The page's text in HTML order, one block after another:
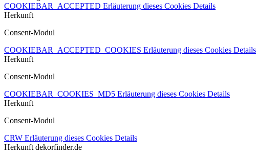
COOKIEBAR_ACCEPTED Erläuterung dieses Cookies Details
Herkunft
Consent-Modul
COOKIEBAR_ACCEPTED_COOKIES Erläuterung dieses Cookies Details
Herkunft
Consent-Modul
COOKIEBAR_COOKIES_MD5 Erläuterung dieses Cookies Details
Herkunft
Consent-Modul
CRW Erläuterung dieses Cookies Details
Herkunft dekorfinder.de